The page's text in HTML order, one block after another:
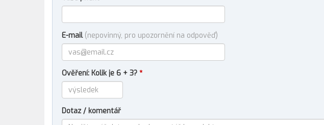
E-mail (nepovinný, pro upozornění na odpověď)
Ověření: Kolik je 6 + 3? *
Dotaz / komentář